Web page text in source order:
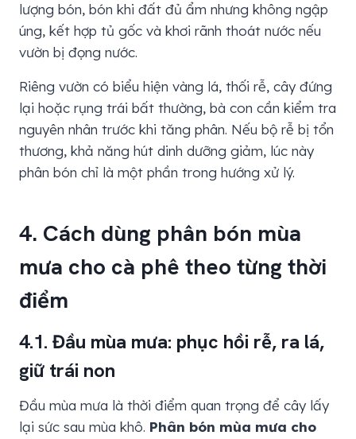
lượng bón, bón khi đất đủ ẩm nhưng không ngập
úng, kết hợp tủ gốc và khơi rãnh thoát nước nếu
vườn bị đọng nước.
Riêng vườn có biểu hiện vàng lá, thối rễ, cây đứng
lại hoặc rụng trái bất thường, bà con cần kiểm tra
nguyên nhân trước khi tăng phân. Nếu bộ rễ bị tổn
thương, khả năng hút dinh dưỡng giảm, lúc này
phân bón chỉ là một phần trong hướng xử lý.
4. Cách dùng phân bón mùa
mưa cho cà phê theo từng thời
điểm
4.1. Đầu mùa mưa: phục hồi rễ, ra lá,
giữ trái non
Đầu mùa mưa là thời điểm quan trọng để cây lấy
lại sức sau mùa khô. Phân bón mùa mưa cho